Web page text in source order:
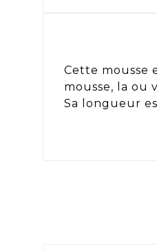
Cette mousse
mousse, la ou
Sa longueur